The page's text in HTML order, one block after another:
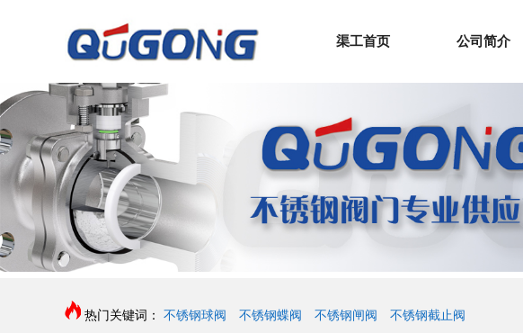
渠工首页 公司简介
热门关键词： 不锈钢球阀 不锈钢蝶阀 不锈钢闸阀 不锈钢截止阀